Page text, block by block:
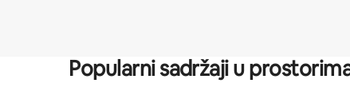
Popularni sadržaji u